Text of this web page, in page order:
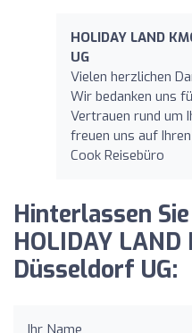
HOLIDAY LAND
UG
Vielen herzlichen
Wir bedanken uns
Vertrauen rund um
freuen uns auf
Cook Reisebüro
Hinterlassen
HOLIDAY
Düsseldorf UG:
Ihr Name